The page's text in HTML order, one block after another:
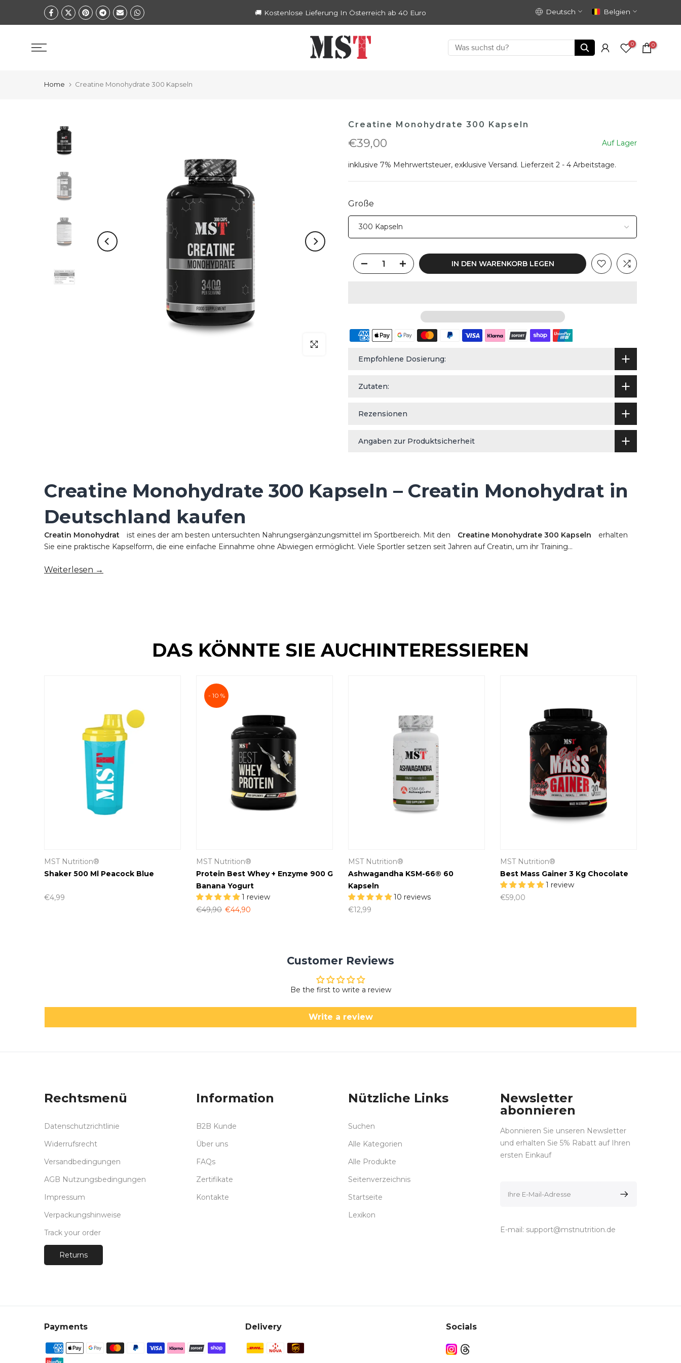
🚚 Kostenlose Lieferung In Österreich ab 40 Euro Deutsch Belgien
0 0
Home Creatine Monohydrate 300 Kapseln
klicken um zu vergrößern
Creatine Monohydrate 300 Kapseln
€39,00 Auf Lager
inklusive 7% Mehrwertsteuer, exklusive Versand. Lieferzeit 2 - 4 Arbeitstage.
Große
IN DEN WARENKORB LEGEN
Empfohlene Dosierung:
Zutaten:
Rezensionen
Angaben zur Produktsicherheit
Creatine Monohydrate 300 Kapseln – Creatin Monohydrat in
Deutschland kaufen
Creatin Monohydrat ist eines der am besten untersuchten Nahrungsergänzungsmittel im Sportbereich. Mit den Creatine Monohydrate 300 Kapseln erhalten
Sie eine praktische Kapselform, die eine einfache Einnahme ohne Abwiegen ermöglicht. Viele Sportler setzen seit Jahren auf Creatin, um ihr Training...
Weiterlesen →
DAS KÖNNTE SIE AUCHINTERESSIEREN
MST Nutrition®
Ashwagandha KSM-66® 60
Kapseln
10 reviews
€12,99
MST Nutrition®
Best Mass Gainer 3 Kg Chocolate
1 review
€59,00
MST Nutrition®
Shaker 500 Ml Peacock Blue
€4,99
- 10 %
MST Nutrition®
Protein Best Whey + Enzyme 900 G
Banana Yogurt
1 review
€49,90 €44,90
Customer Reviews
Be the first to write a review
Write a review
Rechtsmenü
Datenschutzrichtlinie
Widerrufsrecht
Versandbedingungen
AGB Nutzungsbedingungen
Impressum
Verpackungshinweise
Track your order
Returns
Information
B2B Kunde
Über uns
FAQs
Zertifikate
Kontakte
Nützliche Links
Suchen
Alle Kategorien
Alle Produkte
Seitenverzeichnis
Startseite
Lexikon
Newsletter
abonnieren
Abonnieren Sie unseren Newsletter
und erhalten Sie 5% Rabatt auf Ihren
ersten Einkauf
E-mail: support@mstnutrition.de
Payments Delivery Socials